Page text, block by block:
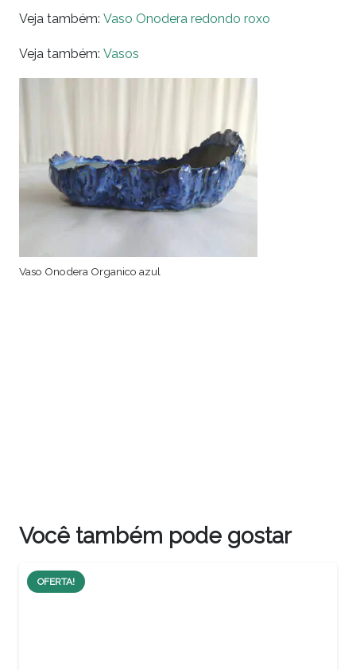
Veja também: Vaso Onodera redondo roxo
Veja também: Vasos
Vaso Onodera Organico azul
Você também pode gostar
OFERTA!